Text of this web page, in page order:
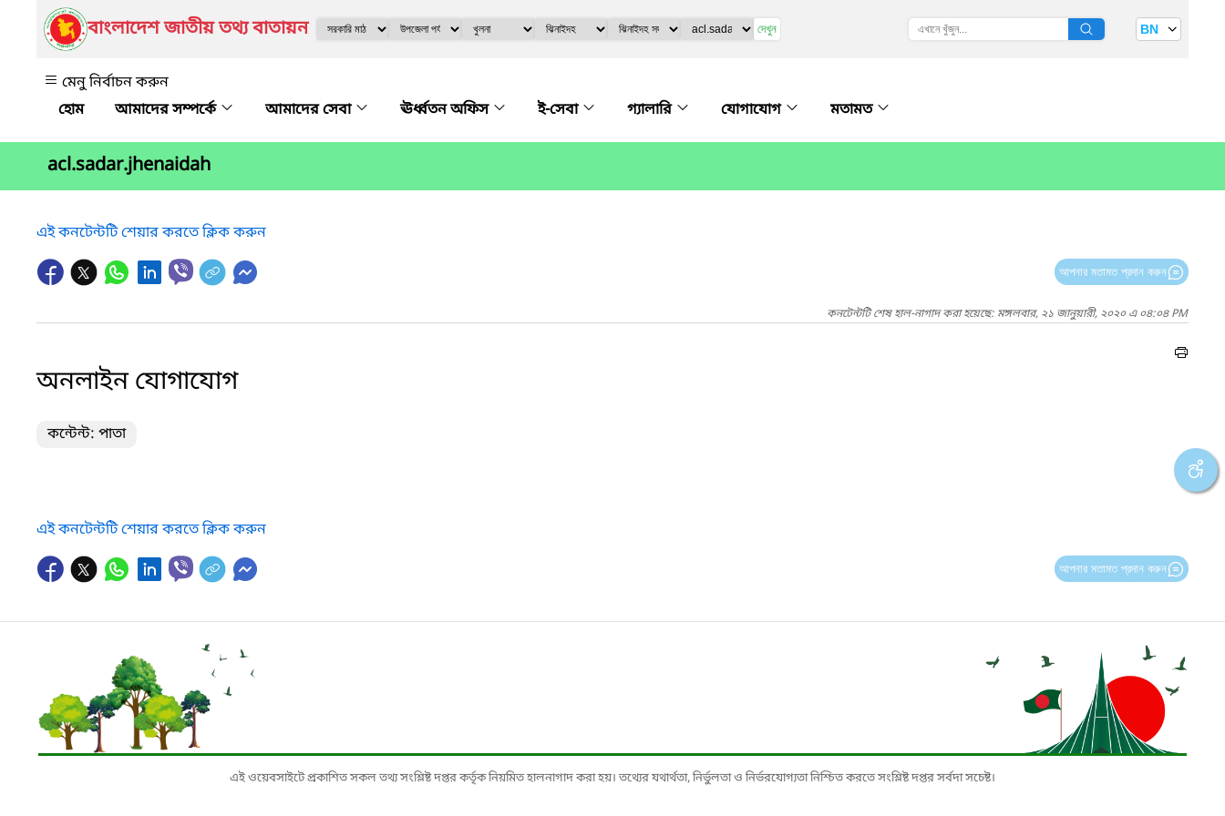
বাংলাদেশ জাতীয় তথ্য বাতায়ন দেখুন BN
মেনু নির্বাচন করুন
আমাদের সম্পর্কে
আমাদের সেবা ঊর্ধ্বতন অফিস ই-সেবা গ্যালারি যোগাযোগ মতামত
acl.sadar.jhenaidah
এই কনটেন্টটি শেয়ার করতে ক্লিক করুন
আপনার মতামত প্রদান করুন
কনটেন্টটি শেষ হাল-নাগাদ করা হয়েছে: মঙ্গলবার, ২১ জানুয়ারী, ২০২০ এ ০৪:০৪ PM
অনলাইন যোগাযোগ
কন্টেন্ট: পাতা
এই কনটেন্টটি শেয়ার করতে ক্লিক করুন
আপনার মতামত প্রদান করুন
এই ওয়েবসাইটে প্রকাশিত সকল তথ্য সংশ্লিষ্ট দপ্তর কর্তৃক নিয়মিত হালনাগাদ করা হয়। তথ্যের যথার্থতা, নির্ভুলতা ও নির্ভরযোগ্যতা নিশ্চিত করতে সংশ্লিষ্ট দপ্তর সর্বদা সচেষ্ট।